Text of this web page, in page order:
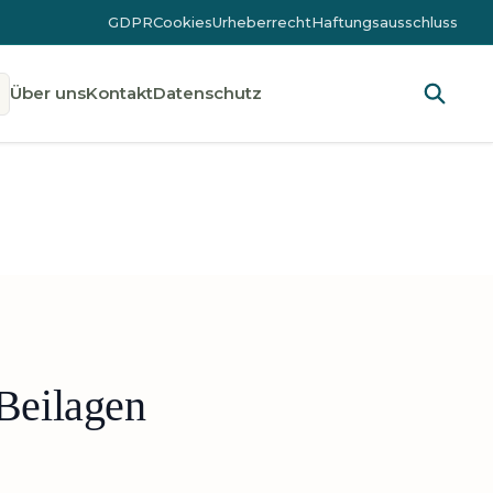
GDPRCookiesUrheberrechtHaftungsausschluss
Über unsKontaktDatenschutz